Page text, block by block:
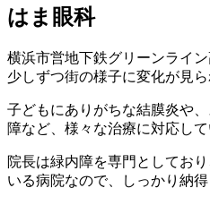
はま眼科
横浜市営地下鉄グリーンライ
少しずつ街の様子に変化が見
子どもにありがちな結膜炎や
障など、様々な治療に対応し
院長は緑内障を専門としてお
いる病院なので、しっかり納